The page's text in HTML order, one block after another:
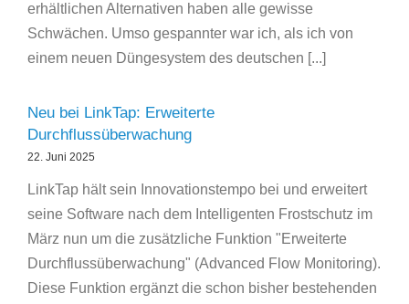
erhältlichen Alternativen haben alle gewisse
Schwächen. Umso gespannter war ich, als ich von
einem neuen Düngesystem des deutschen [...]
Neu bei LinkTap: Erweiterte
Durchflussüberwachung
22. Juni 2025
LinkTap hält sein Innovationstempo bei und erweitert
seine Software nach dem Intelligenten Frostschutz im
März nun um die zusätzliche Funktion "Erweiterte
Durchflussüberwachung" (Advanced Flow Monitoring).
Diese Funktion ergänzt die schon bisher bestehenden